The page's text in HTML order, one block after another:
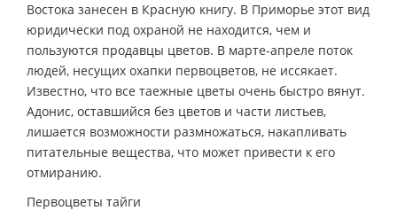
Востока занесен в Красную книгу. В Приморье этот вид
юридически под охраной не находится, чем и
пользуются продавцы цветов. В марте-апреле поток
людей, несущих охапки первоцветов, не иссякает.
Известно, что все таежные цветы очень быстро вянут.
Адонис, оставшийся без цветов и части листьев,
лишается возможности размножаться, накапливать
питательные вещества, что может привести к его
отмиранию.
Первоцветы тайги